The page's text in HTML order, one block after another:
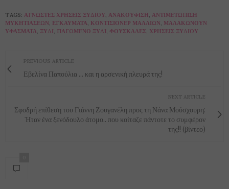
TAGS: ΆΓΝΩΣΤΕΣ ΧΡΉΣΕΙΣ ΞΥΔΙΟΎ, ΑΝΑΚΟΎΦΙΣΗ, ΑΝΤΙΜΕΤΏΠΙΣΗ
ΜΥΚΗΤΙΆΣΕΩΝ, ΕΓΚΑΎΜΑΤΑ, ΚΟΝΤΊΣΙΟΝΕΡ ΜΑΛΛΙΏΝ, ΜΑΛΑΚΏΝΟΥΝ
ΥΦΆΣΜΑΤΑ, ΞΎΔΙ, ΠΑΓΩΜΈΝΟ ΞΎΔΙ, ΦΟΥΣΚΆΛΕΣ, ΧΡΉΣΕΙΣ ΞΥΔΙΟΎ
PREVIOUS ARTICLE
Εβελίνα Παπούλια ... και η αρσενική πλευρά της!
NEXT ARTICLE
Σφοδρή επίθεση του Γιάννη Ζουγανέλη προς τη Νάνα Μούσχουρη:
Ήταν ένα ξενόδουλο άτομο.. που κοίταζε πάντοτε το συμφέρον
της!! (βίντεο)